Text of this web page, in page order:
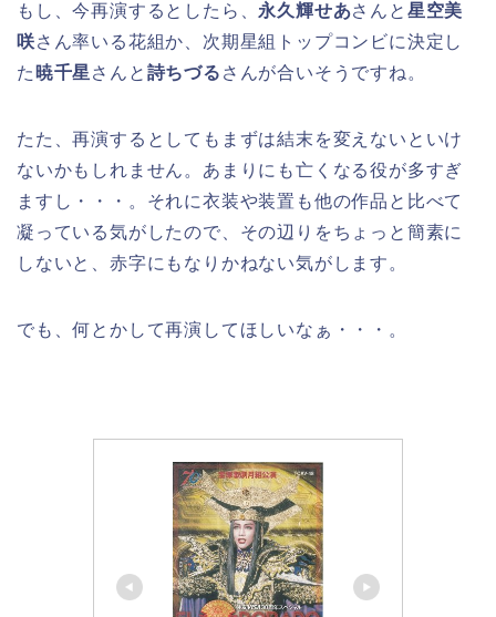
もし、今再演するとしたら、 永久輝せあさんと 星空美
咲さん率いる花組か、次期星組トップコンビに決定し
た 暁千星 さんと 詩ちづる さんが合いそうですね。
たた、再演するとしてもまずは結末を変えないといけ
ないかもしれません。あまりにも亡くなる役が多すぎ
ますし・・・。それに衣装や装置も他の作品と比べて
凝っている気がしたので、その辺りをちょっと簡素に
しないと、赤字にもなりかねない気がします。
でも、何とかして再演してほしいなぁ・・・。